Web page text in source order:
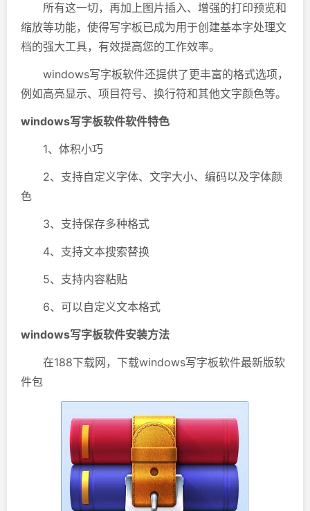
所有这一切，再加上图片插入、增强的打印预览和
缩放等功能，使得写字板已成为用于创建基本字处理文
档的强大工具，有效提高您的工作效率。
windows写字板软件还提供了更丰富的格式选项，
例如高亮显示、项目符号、换行符和其他文字颜色等。
windows写字板软件软件特色
1、体积小巧
2、支持自定义字体、文字大小、编码以及字体颜
色
3、支持保存多种格式
4、支持文本搜索替换
5、支持内容粘贴
6、可以自定义文本格式
windows写字板软件安装方法
在188下载网，下载windows写字板软件最新版软
件包